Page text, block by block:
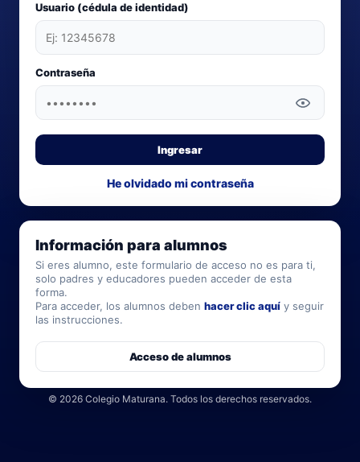
Usuario (cédula de identidad)
Contraseña
He olvidado mi contraseña
Información para alumnos
Si eres alumno, este formulario de acceso no es para ti,
solo padres y educadores pueden acceder de esta
forma.
Para acceder, los alumnos deben hacer clic aquí y seguir
las instrucciones.
Acceso de alumnos
© 2026 Colegio Maturana. Todos los derechos reservados.